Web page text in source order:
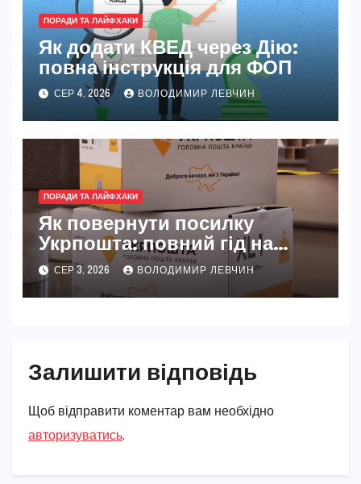
ПОРАДИ ТА ЛАЙФХАКИ
Як додати КВЕД через Дію:
повна інструкція для ФОП
СЕР 4, 2026 ВОЛОДИМИР ЛЕВЧИН
ПОРАДИ ТА ЛАЙФХАКИ
Як повернути посилку
Укрпошта: повний гід на
2026 рік
СЕР 3, 2026 ВОЛОДИМИР ЛЕВЧИН
Залишити відповідь
Щоб відправити коментар вам необхідно
авторизуватись.